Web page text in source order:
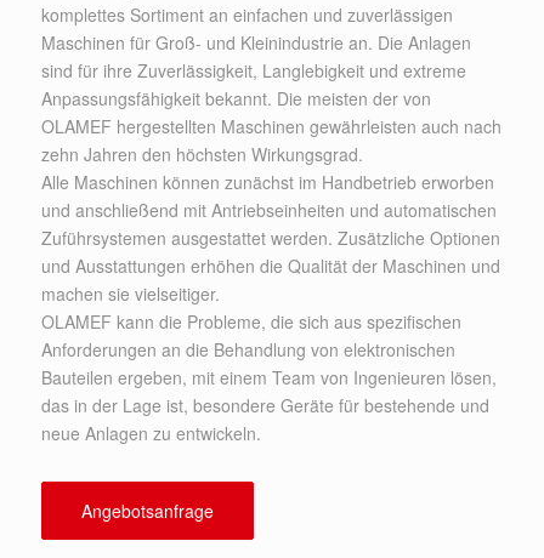
komplettes Sortiment an einfachen und zuverlässigen
Maschinen für Groß- und Kleinindustrie an. Die Anlagen
sind für ihre Zuverlässigkeit, Langlebigkeit und extreme
Anpassungsfähigkeit bekannt. Die meisten der von
OLAMEF hergestellten Maschinen gewährleisten auch nach
zehn Jahren den höchsten Wirkungsgrad.
Alle Maschinen können zunächst im Handbetrieb erworben
und anschließend mit Antriebseinheiten und automatischen
Zuführsystemen ausgestattet werden. Zusätzliche Optionen
und Ausstattungen erhöhen die Qualität der Maschinen und
machen sie vielseitiger.
OLAMEF kann die Probleme, die sich aus spezifischen
Anforderungen an die Behandlung von elektronischen
Bauteilen ergeben, mit einem Team von Ingenieuren lösen,
das in der Lage ist, besondere Geräte für bestehende und
neue Anlagen zu entwickeln.
Angebotsanfrage